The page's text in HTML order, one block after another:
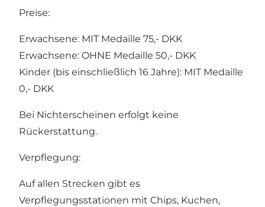
Preise:
Erwachsene: MIT Medaille 75,- DKK
Erwachsene: OHNE Medaille 50,- DKK
Kinder (bis einschließlich 16 Jahre): MIT Medaille
0,- DKK
Bei Nichterscheinen erfolgt keine
Rückerstattung.
Verpflegung:
Auf allen Strecken gibt es
Verpflegungsstationen mit Chips, Kuchen,